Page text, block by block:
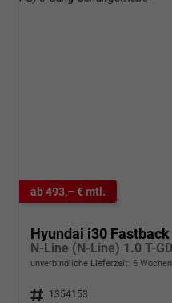
ab 493,– € mtl.
Hyundai i30 Fastback
unverbindliche Lieferzeit: 6 Wochen
Fahrzeugnr. 1354153